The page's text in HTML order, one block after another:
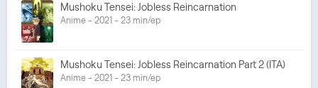
Mushoku Tensei: Jobless Reincarnation
Anime - 2021 - 23 min/ep
Mushoku Tensei: Jobless Reincarnation Part 2 (ITA)
Anime - 2021 - 23 min/ep